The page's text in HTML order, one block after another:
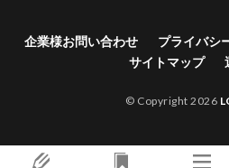
企業様お問い合わせ プライバシ
サイトマップ
© Copyright 2026